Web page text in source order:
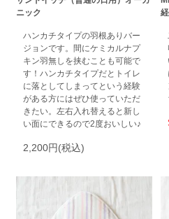
ニック
ハンカチタイプの羽根ありバー
ジョンです。間にケミカルナプ
キン羽無しを挟むことも可能で
す！ハンカチタイプだとトイレ
に落としてしまってという経験
がある方にはぜひ使っていただ
きたい。左右入れ替えると新し
い面にできるので2度おいしい♪
2,200円(税込)